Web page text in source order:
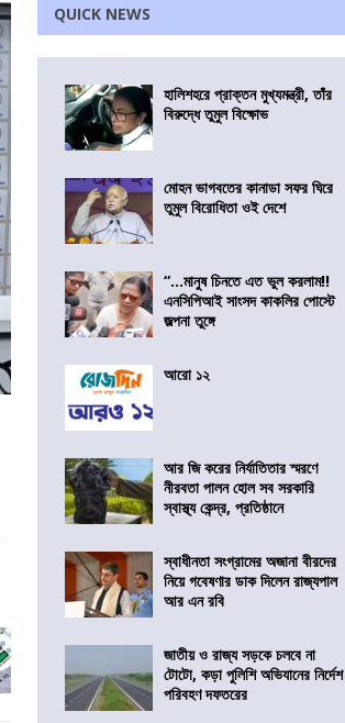
QUICK NEWS
হালিশহরে প্রাক্তন মুখ্যমন্ত্রী, তাঁর
বিরুদ্ধে তুমুল বিক্ষোভ
মোহন ভাগবতের কানাডা সফর ঘিরে
তুমুল বিরোধিতা ওই দেশে
“…মানুষ চিনতে এত ভুল করলাম!!
এনসিপিআই সাংসদ কাকলির পোস্টে
জল্পনা তুঙ্গে
আরো ১২
আর জি করের নির্যাতিতার স্মরণে
নীরবতা পালন হোল সব সরকারি
স্বাস্থ্য কেন্দ্র, প্রতিষ্ঠানে
স্বাধীনতা সংগ্রামের অজানা বীরদের
নিয়ে গবেষণার ডাক দিলেন রাজ্যপাল
আর এন রবি
জাতীয় ও রাজ্য সড়কে চলবে না
টোটো, কড়া পুলিশি অভিযানের নির্দেশ
পরিবহণ দফতরের